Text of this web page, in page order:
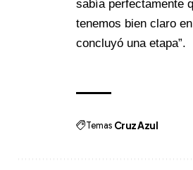
sabía perfectamente
tenemos bien claro
concluyó una etapa”.
Temas Cruz Azul